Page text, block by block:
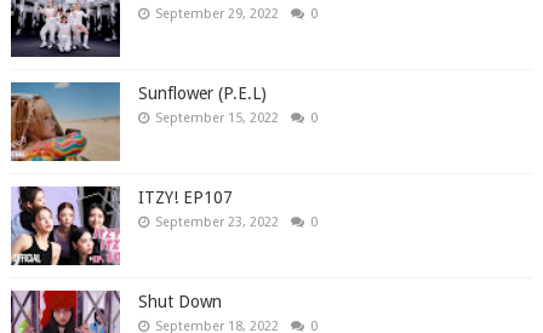
September 29, 2022 0
Sunflower (P.E.L)
September 15, 2022 0
ITZY! EP107
September 23, 2022 0
Shut Down
September 18, 2022 0